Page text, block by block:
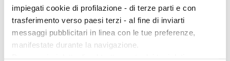
impiegati cookie di profilazione - di terze parti e con
trasferimento verso paesi terzi - al fine di inviarti
messaggi pubblicitari in linea con le tue preferenze,
manifestate durante la navigazione.